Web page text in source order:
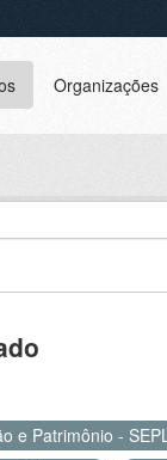
Organizações
e Patrimônio -